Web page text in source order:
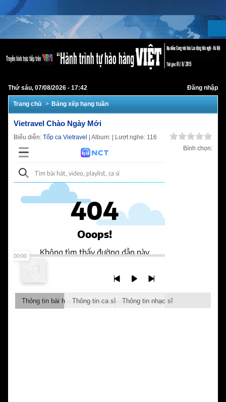
Thứ sáu, 07/08/2026 - 17:42 Đăng nhập
Trang chủ Bảng xếp hạng tuần
Vietravel Chào Ngày Mới
Biểu diễn: Tốp ca Vietravel | Album: | Lượt nghe: 116
Bình chọn:
Thông tin bài hát Thông tin ca sĩ Thông tin nhạc sĩ